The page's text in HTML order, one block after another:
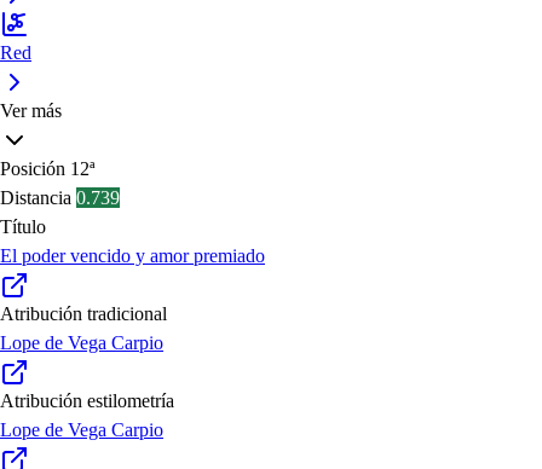
Red
Ver más
Posición 12ª
Distancia 0.739
Título
El poder vencido y amor premiado
Atribución tradicional
Lope de Vega Carpio
Atribución estilometría
Lope de Vega Carpio